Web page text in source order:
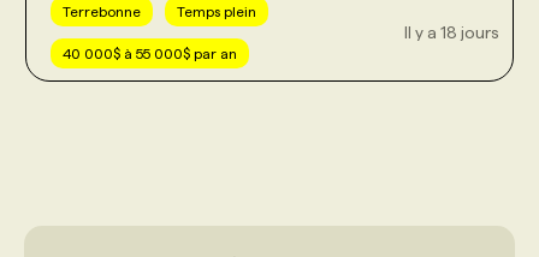
Terrebonne Temps plein
40 000$ à 55 000$ par an
Il y a 18 jours